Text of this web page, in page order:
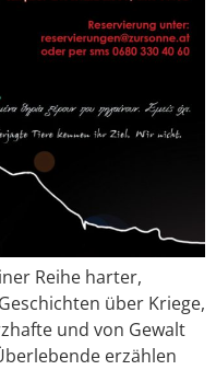
Reihe harter,
über Kriege,
und von Gewalt
erzählen